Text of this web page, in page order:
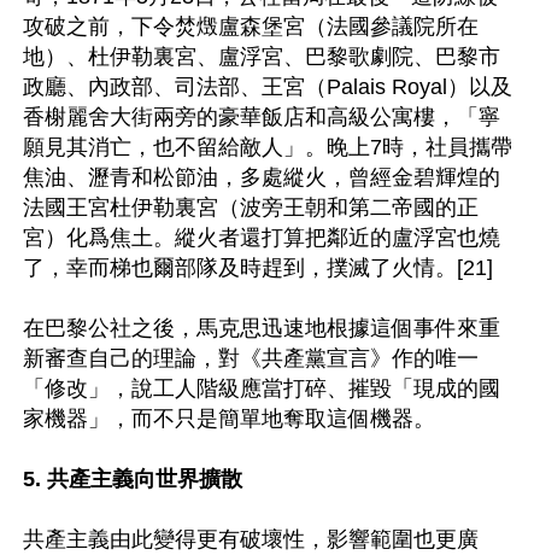
攻破之前，下令焚燬盧森堡宮（法國參議院所在
地）、杜伊勒裏宮、盧浮宮、巴黎歌劇院、巴黎市
政廳、內政部、司法部、王宮（Palais Royal）以及
香榭麗舍大街兩旁的豪華飯店和高級公寓樓，「寧
願見其消亡，也不留給敵人」。晚上7時，社員攜帶
焦油、瀝青和松節油，多處縱火，曾經金碧輝煌的
法國王宮杜伊勒裏宮（波旁王朝和第二帝國的正
宮）化爲焦土。縱火者還打算把鄰近的盧浮宮也燒
了，幸而梯也爾部隊及時趕到，撲滅了火情。[21]
在巴黎公社之後，馬克思迅速地根據這個事件來重
新審查自己的理論，對《共產黨宣言》作的唯一
「修改」，說工人階級應當打碎、摧毀「現成的國
家機器」，而不只是簡單地奪取這個機器。
5. 共產主義向世界擴散
共產主義由此變得更有破壞性，影響範圍也更廣